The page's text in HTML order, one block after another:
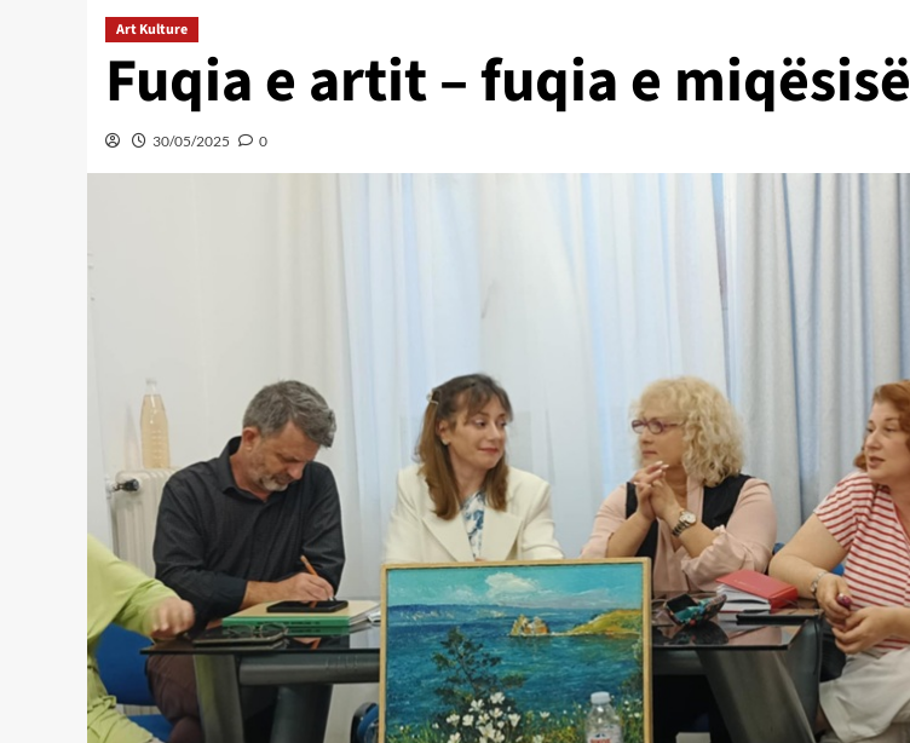
Art Kulture
Fuqia e artit – fuqia e miqësisë
30/05/2025 0